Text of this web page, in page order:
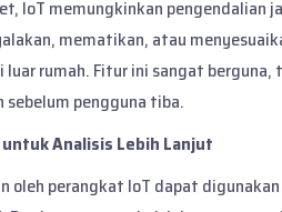
IoT memungkinkan pengendalian
mematikan, atau
luar rumah. Fitur ini sangat
sebelum pengguna tiba.
Analisis Lebih Lanjut
oleh perangkat IoT dapat